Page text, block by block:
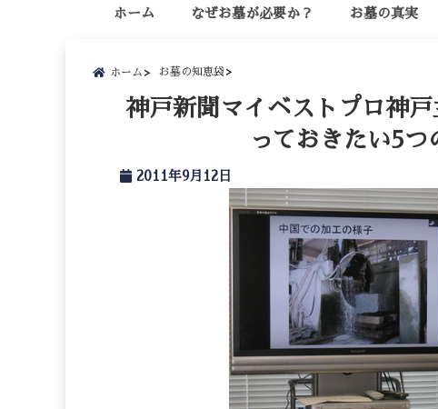
ホーム なぜお墓が必要か？ お墓の真実
ホーム お墓の知恵袋
神戸新聞マイベストプロ神
っておきたい5つ
2011年9月12日